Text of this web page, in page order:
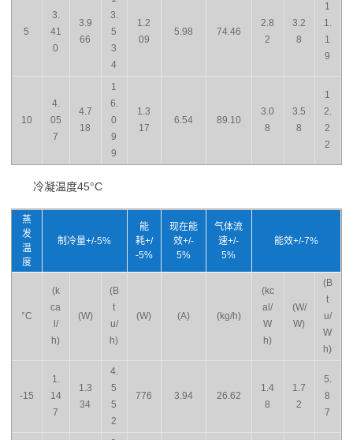
5
3.
41
0
3.9
66
3.
5
3
4
1.2
09
5.98 74.46
2.8
2
3.2
8
1
1.
1
9
10
4.
05
7
4.7
18
1
6.
0
9
9
1.3
17
6.54 89.10
3.0
8
3.5
8
1
2.
2
2
冷凝温度45°C
蒸
发
温
度
制冷量+/-5%
能
耗+/
-5%
现在能
效+/-
5%
气体流
速+/-
5%
能效+/-7%
°C
(k
ca
l/
h)
(W)
(B
t
u/
h)
(W) (A) (kg/h)
(kc
al/
W
h)
(W/
W)
(B
t
u/
W
h)
-15
1.
14
7
1.3
34
4.
5
5
2
776 3.94 26.62
1.4
8
1.7
2
5.
8
7